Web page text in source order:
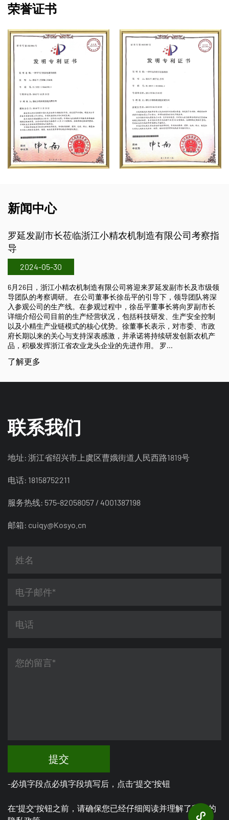
荣誉证书
新闻中心
江小精农机制造有限公司考察指
制造有限公司将迎来罗延发副市长及市级领
司董事长徐岳平的引导下，领导团队将深
参观过程中，徐岳平董事长将向罗副市长
经营状况，包括科技研发、生产安全控制
核心优势。徐董事长表示，对市委、市政
深表感激，并承诺将持续研发创新农机产
龙头企业的先进作用。 罗...
2018中国国际农
江小精农机制造有限
司展位在A2区，展位
插秧机、2ZX-630手扶
2ZG-825乘坐式高速
肥机、直播机及搬运
了解更多
联系我们
地址: 浙江省绍兴市上虞区曹娥街道人民西路1819号
电话: 18158752211
服务热线: 575-82058057 / 4001387198
邮箱: cuiqy@Kosyo.cn
提交
-必填字段点必填字段填写后，点击“提交”按钮
在“提交”按钮之前，请确保您已经仔细阅读并理解了我们的